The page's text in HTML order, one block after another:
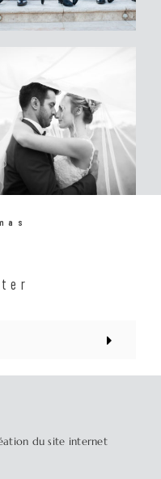
du site internet